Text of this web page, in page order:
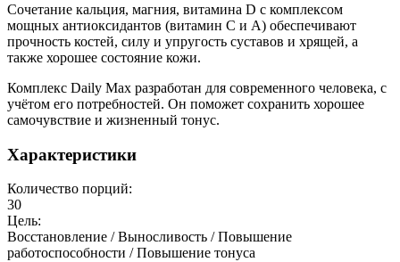
Сочетание кальция, магния, витамина D с комплексом
мощных антиоксидантов (витамин С и A) обеспечивают
прочность костей, силу и упругость суставов и хрящей, а
также хорошее состояние кожи.
Комплекс Daily Max разработан для современного человека, с
учётом его потребностей. Он поможет сохранить хорошее
самочувствие и жизненный тонус.
Характеристики
Количество порций:
30
Цель:
Восстановление / Выносливость / Повышение
работоспособности / Повышение тонуса